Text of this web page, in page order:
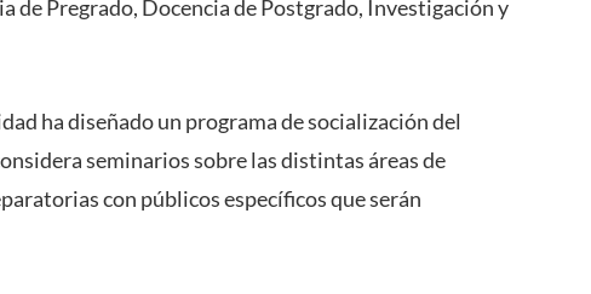
de Pregrado, Docencia de Postgrado, Investigación y
ha diseñado un programa de socialización del
seminarios sobre las distintas áreas de
con públicos específicos que serán